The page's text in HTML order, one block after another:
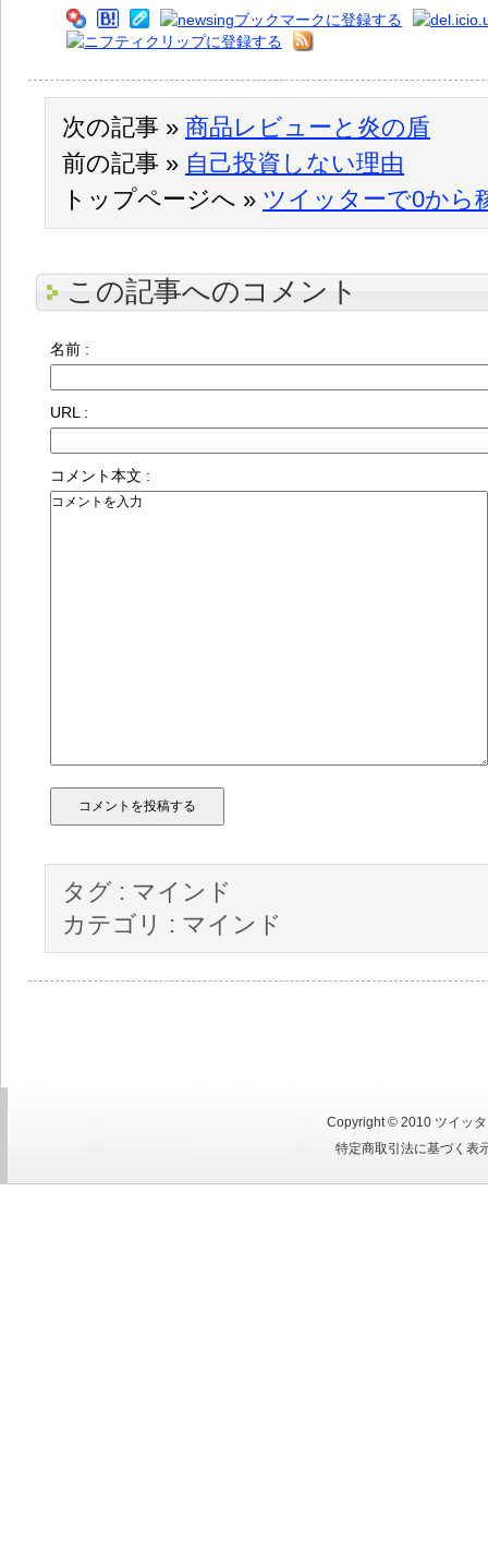
次の記事 » 商品レビューと炎の盾
前の記事 » 自己投資しない理由
トップページへ » ツイッターで0から
この記事へのコメント
名前 :
URL :
コメント本文 :
タグ : マインド
カテゴリ : マインド
Copyright © 2010 ツイッ
特定商取引法に基づく表